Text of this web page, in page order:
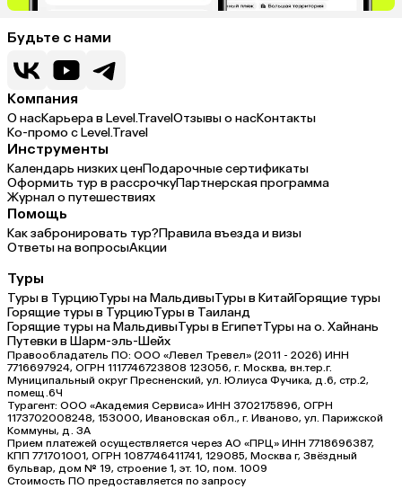
Будьте с нами
Компания
О насКарьера в Level.TravelОтзывы о насКонтакты
Ко-промо с Level.Travel
Инструменты
Календарь низких ценПодарочные сертификаты
Оформить тур в рассрочкуПартнерская программа
Журнал о путешествиях
Помощь
Как забронировать тур?Правила въезда и визы
Ответы на вопросыАкции
Туры
Туры в ТурциюТуры на МальдивыТуры в КитайГорящие туры
Горящие туры в ТурциюТуры в Таиланд
Горящие туры на МальдивыТуры в ЕгипетТуры на о. Хайнань
Путевки в Шарм-эль-Шейх
Правообладатель ПО: ООО «Левел Тревел» (2011 - 2026) ИНН
7716697924, ОГРН 1117746723808 123056, г. Москва, вн.тер.г.
Муниципальный округ Пресненский, ул. Юлиуса Фучика, д.6, стр.2,
помещ.6Ч
Турагент: ООО «Академия Сервиса» ИНН 3702175896, ОГРН
1173702008248, 153000, Ивановская обл., г. Иваново, ул. Парижской
Коммуны, д. ЗА
Прием платежей осуществляется через АО «ПРЦ» ИНН 7718696387,
КПП 771701001, ОГРН 1087746411741, 129085, Москва г, Звёздный
бульвар, дом № 19, строение 1, эт. 10, пом. 1009
Стоимость ПО предоставляется по запросу